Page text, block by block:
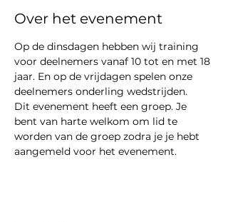
Over het evenement
Op de dinsdagen hebben wij training
voor deelnemers vanaf 10 tot en met 18
jaar. En op de vrijdagen spelen onze
deelnemers onderling wedstrijden.
Dit evenement heeft een groep. Je
bent van harte welkom om lid te
worden van de groep zodra je je hebt
aangemeld voor het evenement.